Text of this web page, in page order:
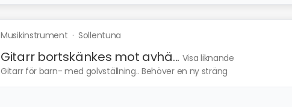
Musikinstrument · Sollentuna
Gitarr bortskänkes mot avhä... Visa liknande
Gitarr för barn- med golvställning.. Behöver en ny sträng